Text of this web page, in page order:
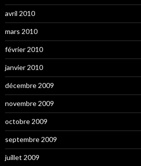
avril 2010
mars 2010
février 2010
janvier 2010
décembre 2009
novembre 2009
octobre 2009
septembre 2009
juillet 2009